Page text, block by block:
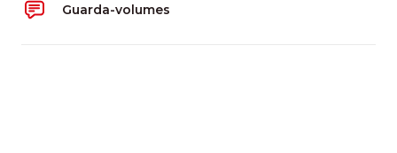
Guarda-volumes